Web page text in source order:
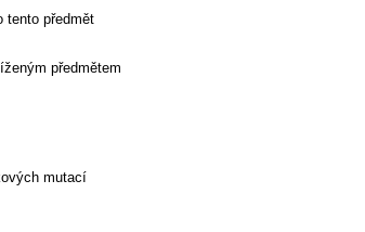
tento předmět
předmětem
mutací